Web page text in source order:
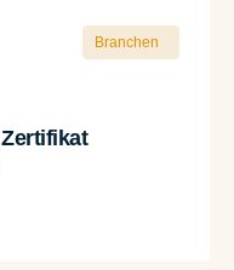
Branchen